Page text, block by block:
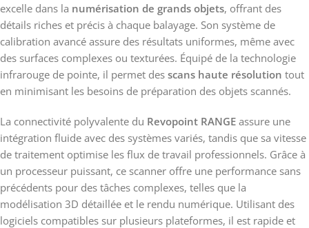
excelle dans la numérisation de grands objets, offrant des
détails riches et précis à chaque balayage. Son système de
calibration avancé assure des résultats uniformes, même avec
des surfaces complexes ou texturées. Équipé de la technologie
infrarouge de pointe, il permet des scans haute résolution tout
en minimisant les besoins de préparation des objets scannés.
La connectivité polyvalente du Revopoint RANGE assure une
intégration fluide avec des systèmes variés, tandis que sa vitesse
de traitement optimise les flux de travail professionnels. Grâce à
un processeur puissant, ce scanner offre une performance sans
précédents pour des tâches complexes, telles que la
modélisation 3D détaillée et le rendu numérique. Utilisant des
logiciels compatibles sur plusieurs plateformes, il est rapide et